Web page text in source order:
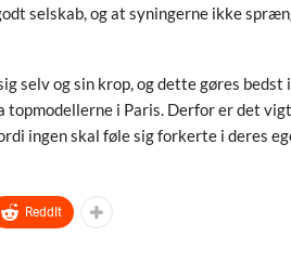
selskab, og at syningerne ikke
selv og sin krop, og dette gøres bedst
topmodellerne i Paris. Derfor er det
ingen skal føle sig forkerte i deres
ReddIt